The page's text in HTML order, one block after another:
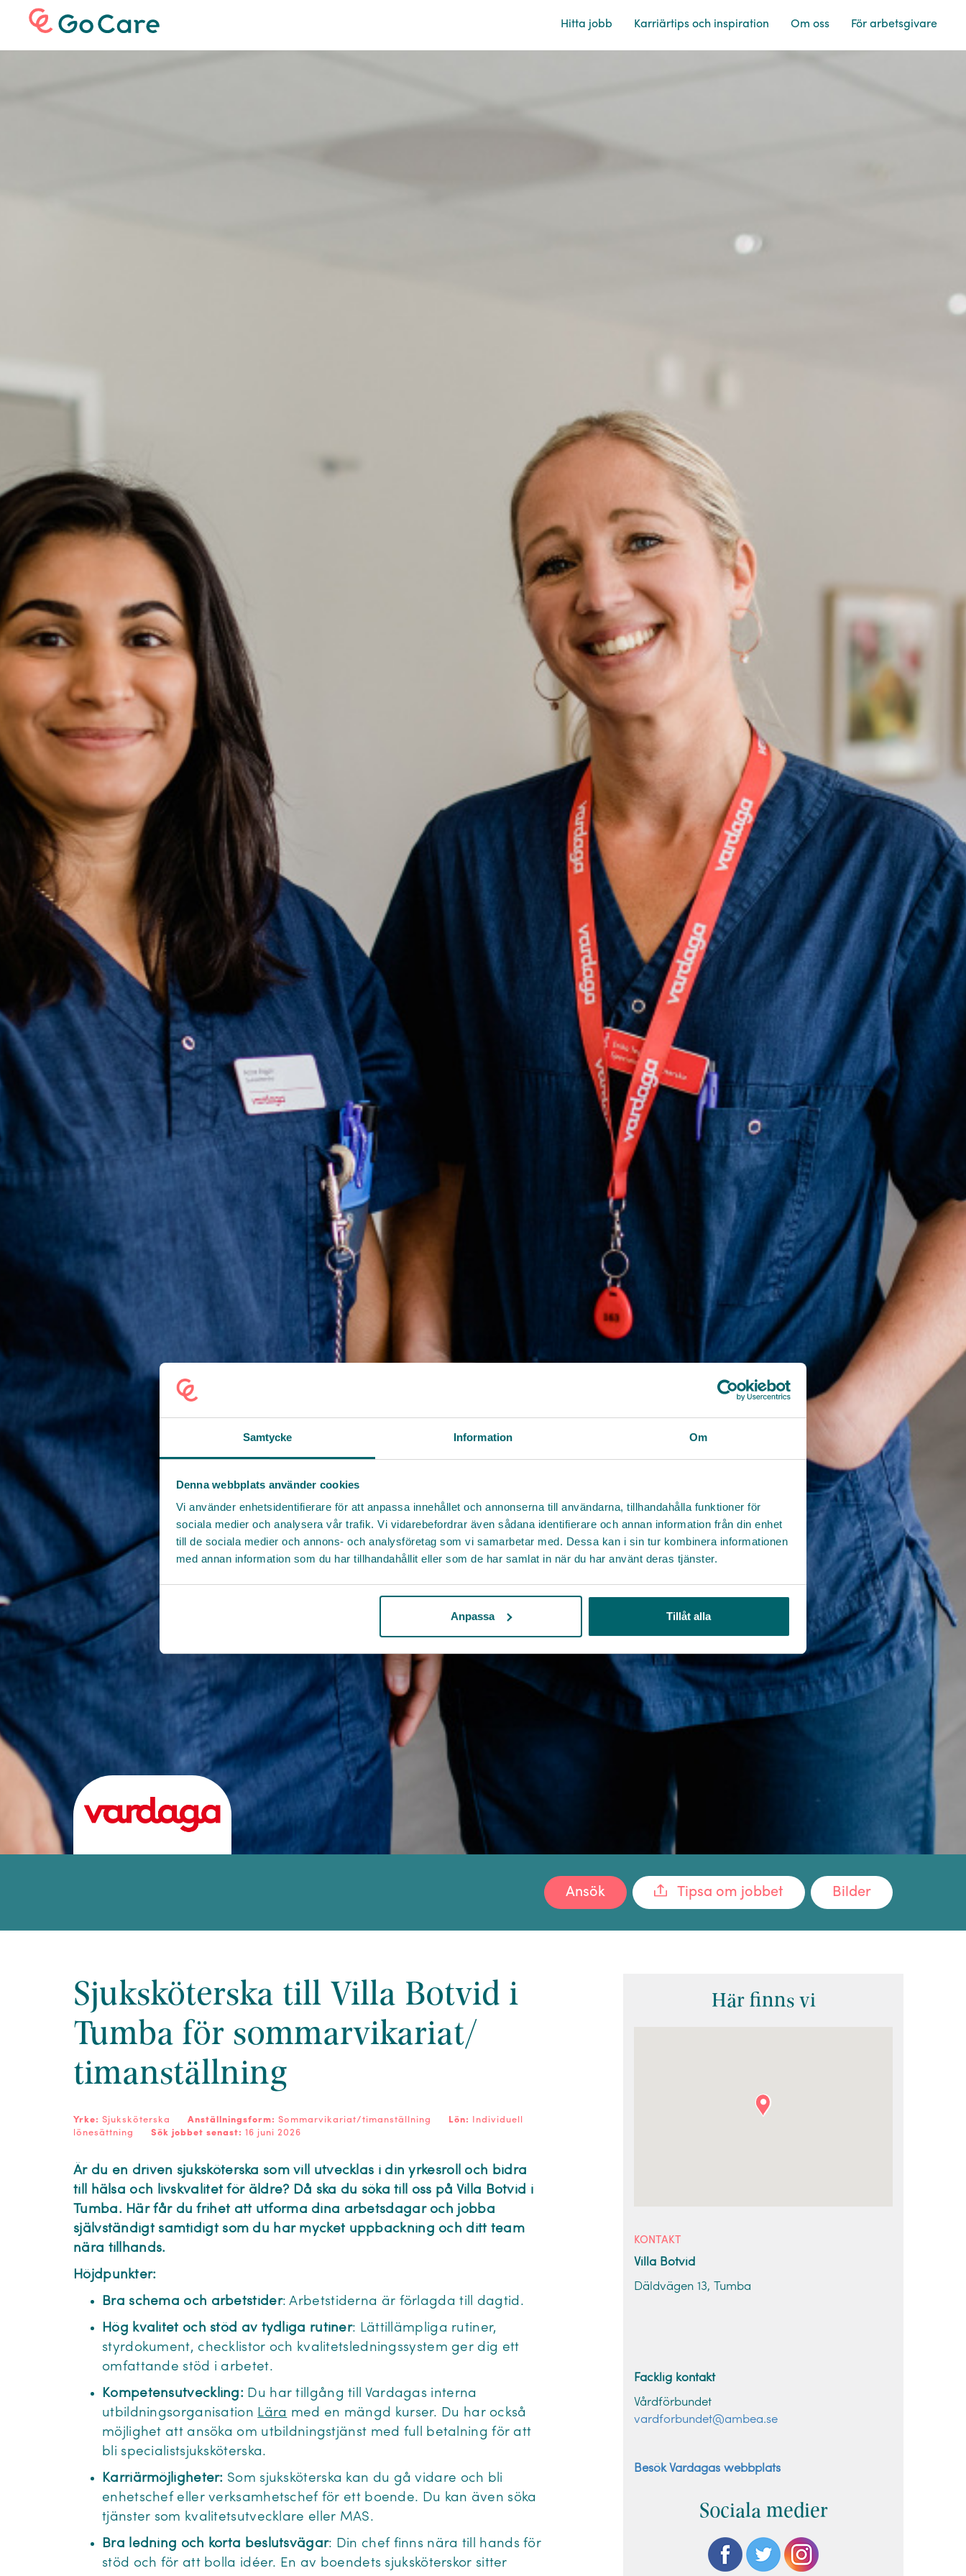
Samtycke Information Om
Denna webbplats använder cookies
Vi använder enhetsidentifierare för att anpassa innehållet och annonserna till användarna, tillhandahålla funktioner för
sociala medier och analysera vår trafik. Vi vidarebefordrar även sådana identifierare och annan information från din enhet
till de sociala medier och annons- och analysföretag som vi samarbetar med. Dessa kan i sin tur kombinera informationen
med annan information som du har tillhandahållit eller som de har samlat in när du har använt deras tjänster.
Anpassa Tillåt alla
Hitta jobb Karriärtips och inspiration Om oss För arbetsgivare
Bilder
Tipsa om jobbet
Ansök
Sjuksköterska till Villa Botvid i
Tumba för sommarvikariat/
timanställning
Yrke: Sjuksköterska Anställningsform: Sommarvikariat/timanställning Lön:
Individuell
lönesättning
Sök jobbet senast: 16 juni 2026
Är du en driven sjuksköterska som vill utvecklas i din yrkesroll och bidra
till hälsa och livskvalitet för äldre? Då ska du söka till oss på Villa Botvid i
Tumba. Här får du frihet att utforma dina arbetsdagar och jobba
självständigt samtidigt som du har mycket uppbackning och ditt team
nära tillhands.
Höjdpunkter:
Bra schema och arbetstider: Arbetstiderna är förlagda till dagtid.
Hög kvalitet och stöd av tydliga rutiner: Lättillämpliga rutiner,
styrdokument, checklistor och kvalitetsledningssystem ger dig ett
omfattande stöd i arbetet.
Kompetensutveckling: Du har tillgång till Vardagas interna
utbildningsorganisation Lära med en mängd kurser. Du har också
möjlighet att ansöka om utbildningstjänst med full betalning för att
bli specialistsjuksköterska.
Karriärmöjligheter: Som sjuksköterska kan du gå vidare och bli
enhetschef eller verksamhetschef för ett boende. Du kan även söka
tjänster som kvalitetsutvecklare eller MAS.
Bra ledning och korta beslutsvägar: Din chef finns nära till hands för
stöd och för att bolla idéer. En av boendets sjuksköterskor sitter
Här finns vi
KONTAKT
Villa Botvid
Däldvägen 13, Tumba
Facklig kontakt
Vårdförbundet
vardforbundet@ambea.se
Besök Vardagas webbplats
Sociala medier